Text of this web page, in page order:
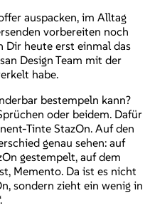
auspacken, im Alltag
vorbereiten noch
Dir heute erst einmal das
Design Team mit der
habe.
bestempeln kann?
oder beidem. Dafür
Tinte StazOn. Auf den
genau sehen: auf
gestempelt, auf dem
Memento. Da ist es nicht
sondern zieht ein wenig in